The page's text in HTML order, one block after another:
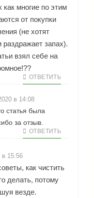
как многие по этим
от покупки
(не хотят
раздражает запах).
взял себе на
ОТВЕТИТЬ
в 14:08
статья была
за отзыв.
ОТВЕТИТЬ
в 15:56
как чистить
делать, потому
везде.